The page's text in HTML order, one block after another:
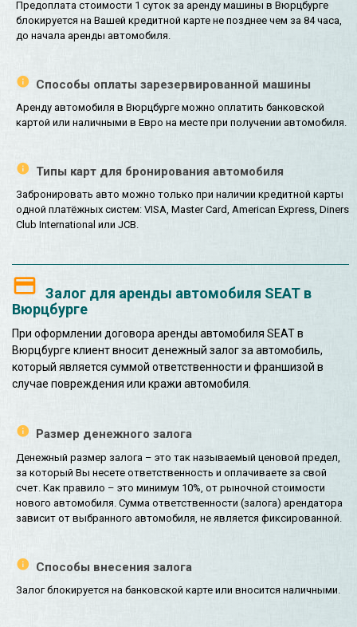
Предоплата стоимости 1 суток за аренду машины в Вюрцбурге
блокируется на Вашей кредитной карте не позднее чем за 84 часа,
до начала аренды автомобиля.
Способы оплаты зарезервированной машины
Аренду автомобиля в Вюрцбурге можно оплатить банковской
картой или наличными в Евро на месте при получении автомобиля.
Типы карт для бронирования автомобиля
Забронировать авто можно только при наличии кредитной карты
одной платёжных систем: VISA, Master Card, American Express, Diners
Club International или JCB.
Залог для аренды автомобиля SEAT в
Вюрцбурге
При оформлении договора аренды автомобиля SEAT в
Вюрцбурге клиент вносит денежный залог за автомобиль,
который является суммой ответственности и франшизой в
случае повреждения или кражи автомобиля.
Размер денежного залога
Денежный размер залога – это так называемый ценовой предел,
за который Вы несете ответственность и оплачиваете за свой
счет. Как правило – это минимум 10%, от рыночной стоимости
нового автомобиля. Сумма ответственности (залога) арендатора
зависит от выбранного автомобиля, не является фиксированной.
Способы внесения залога
Залог блокируется на банковской карте или вносится наличными.